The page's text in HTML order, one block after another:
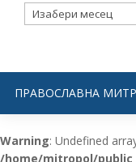
Архива
ПРАВОСЛАВНА
Warning: Undefined
/home/mitropol/